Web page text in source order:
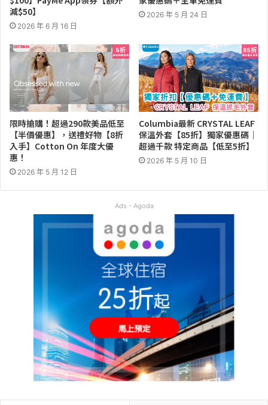
減$50】
2026 年 6 月 16 日
2026 年 5 月 24 日
限時搶購！超過290款美品低至
【半價優惠】，送禮好物【8折
入手】Cotton On 年度大優
惠！
2026 年 5 月 12 日
Columbia最新 CRYSTAL LEAF
保溫外套【85折】獨家優惠碼｜
超過千款 特定商品【低至5折】
2026 年 5 月 10 日
Ads - Agoda